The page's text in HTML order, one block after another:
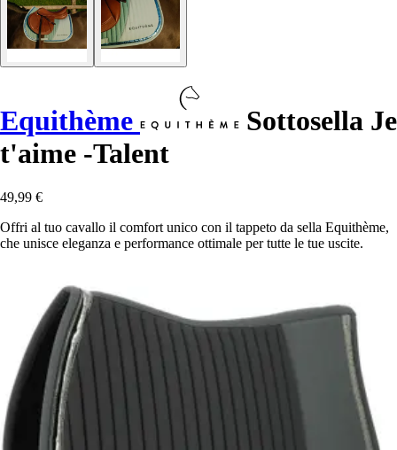
Equithème
Sottosella Je
t'aime -Talent
49,99 €
Offri al tuo cavallo il comfort unico con il tappeto da sella Equithème,
che unisce eleganza e performance ottimale per tutte le tue uscite.